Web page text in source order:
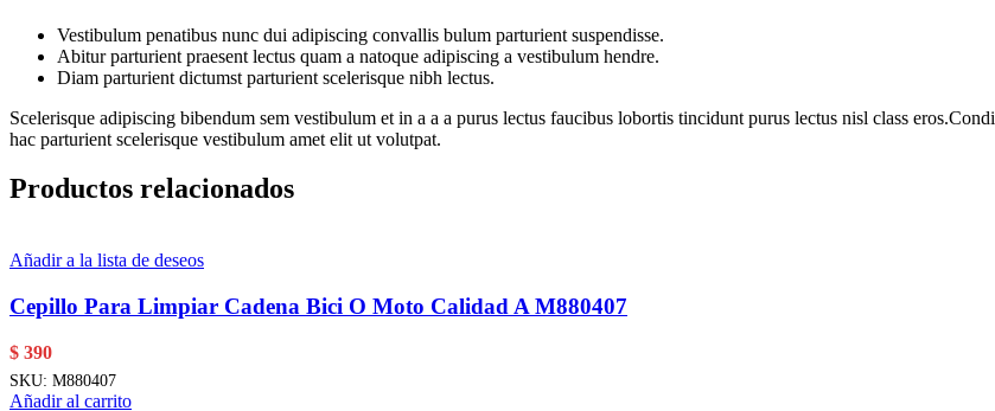
Vestibulum penatibus nunc dui adipiscing convallis bulum parturient suspendisse.
Abitur parturient praesent lectus quam a natoque adipiscing a vestibulum hendre.
Diam parturient dictumst parturient scelerisque nibh lectus.
Scelerisque adipiscing bibendum sem vestibulum et in a a a purus lectus faucibus lobortis tincidunt purus lectus nisl class
hac parturient scelerisque vestibulum amet elit ut volutpat.
Productos relacionados
Añadir a la lista de deseos
Cepillo Para Limpiar Cadena Bici O Moto Calidad A M880407
$ 390
SKU: M880407
Añadir al carrito